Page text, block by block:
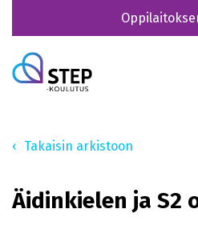
Takaisin arkistoon
Äidinkielen ja S2